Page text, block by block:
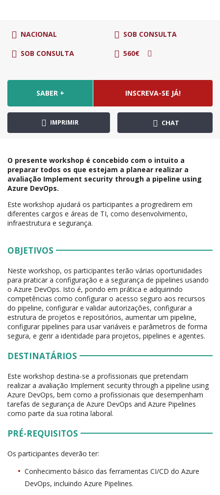
NACIONAL SOB CONSULTA
SOB CONSULTA 560€
SABER + INSCREVA-SE JÁ!
IMPRIMIR CHAT
O presente workshop é concebido com o intuito a
preparar todos os que estejam a planear realizar a
avaliação Implement security through a pipeline using
Azure DevOps.
Este workshop ajudará os participantes a progredirem em
diferentes cargos e áreas de TI, como desenvolvimento,
infraestrutura e segurança.
OBJETIVOS
Neste workshop, os participantes terão várias oportunidades
para praticar a configuração e a segurança de pipelines usando
o Azure DevOps. Isto é, pondo em prática e adquirindo
competências como configurar o acesso seguro aos recursos
do pipeline, configurar e validar autorizações, configurar a
estrutura de projetos e repositórios, aumentar um pipeline,
configurar pipelines para usar variáveis e parâmetros de forma
segura, e gerir a identidade para projetos, pipelines e agentes.
DESTINATÁRIOS
Este workshop destina-se a profissionais que pretendam
realizar a avaliação Implement security through a pipeline using
Azure DevOps, bem como a profissionais que desempenham
tarefas de segurança de Azure DevOps and Azure Pipelines
como parte da sua rotina laboral.
PRÉ-REQUISITOS
Os participantes deverão ter:
Conhecimento básico das ferramentas CI/CD do Azure
DevOps, incluindo Azure Pipelines.